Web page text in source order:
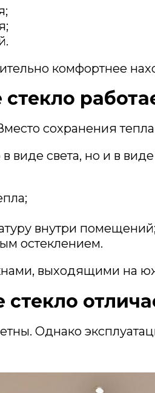
комфортнее
сохранения
виде света, но и в
внутри помещений;
остеклением.
выходящими на
Однако